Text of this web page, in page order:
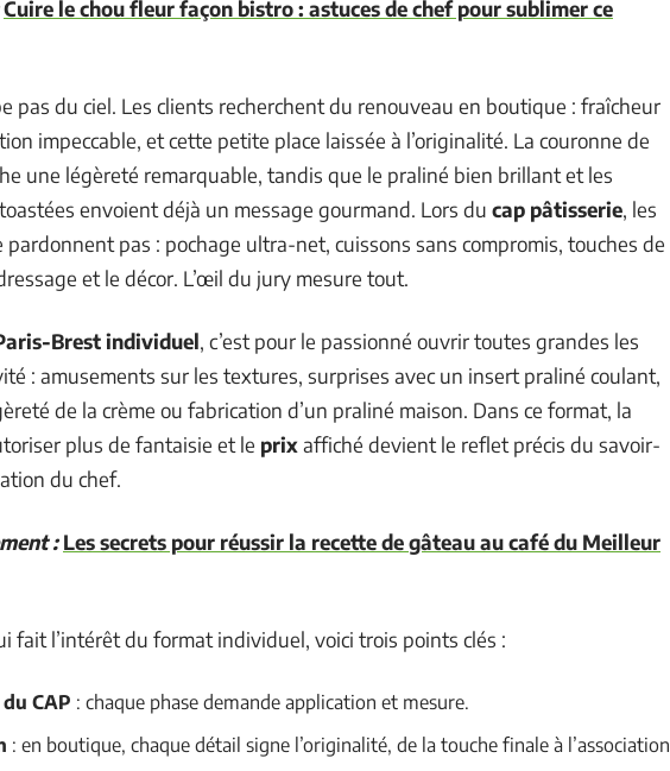
Cuire le chou fleur façon bistro : astuces de chef pour sublimer ce
pas du ciel. Les clients recherchent du renouveau en boutique : fraîcheur
impeccable, et cette petite place laissée à l’originalité. La couronne de
une légèreté remarquable, tandis que le praliné bien brillant et les
toastées envoient déjà un message gourmand. Lors du cap pâtisserie, les
pardonnent pas : pochage ultra-net, cuissons sans compromis, touches de
et le décor. L’œil du jury mesure tout.
Brest individuel, c’est pour le passionné ouvrir toutes grandes les
: amusements sur les textures, surprises avec un insert praliné coulant,
de la crème ou fabrication d’un praliné maison. Dans ce format, la
plus de fantaisie et le prixaffiché devient le reflet précis du savoir-
du chef.
: Les secrets pour réussir la recette de gâteau au café du Meilleur
fait l’intérêt du format individuel, voici trois points clés :
CAP : chaque phase demande application et mesure.
: en boutique, chaque détail signe l’originalité, de la touche finale à l’association